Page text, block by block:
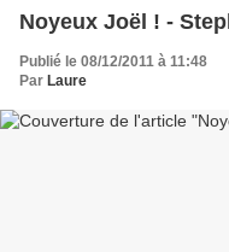
Noyeux Joël ! -
Publié le 08/12/2011 à 11:48
Par Laure